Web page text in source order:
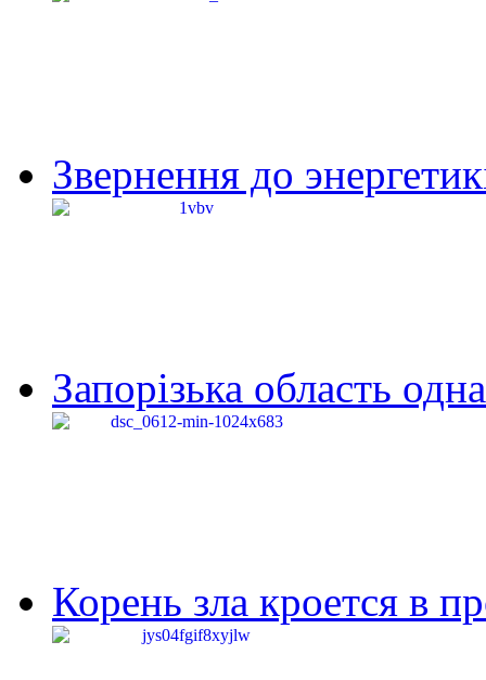
Звернення до
Запорізька область
Корень зла кроется в